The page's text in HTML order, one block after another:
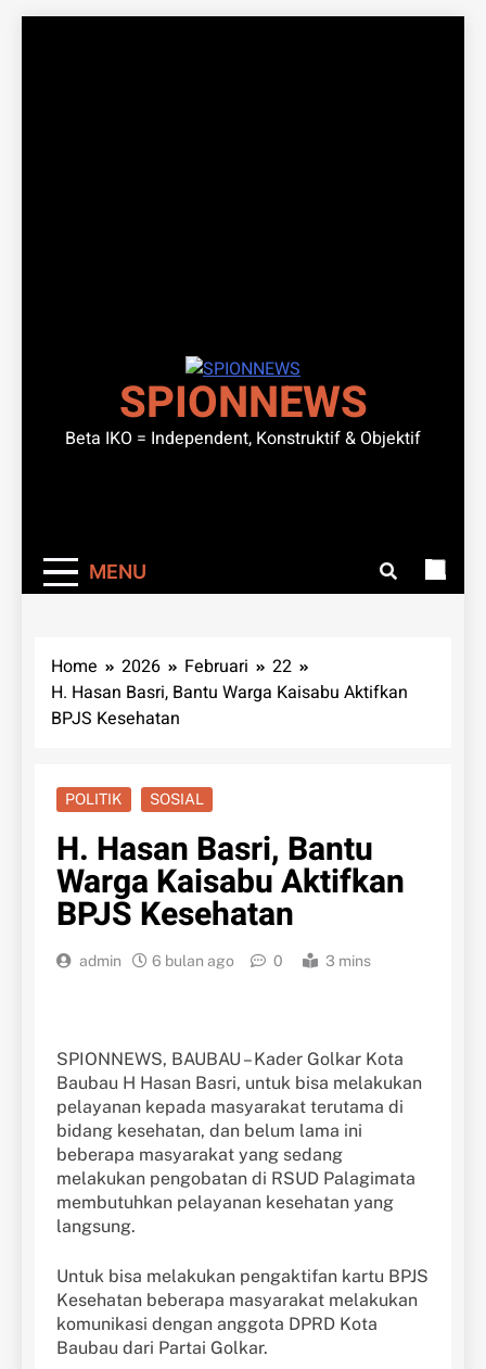
SPIONNEWS
Beta IKO = Independent, Konstruktif & Objektif
MENU
Home 2026 Februari
22
H. Hasan Basri, Bantu Warga Kaisabu Aktifkan
BPJS Kesehatan
POLITIK SOSIAL
H. Hasan Basri, Bantu
Warga Kaisabu Aktifkan
BPJS Kesehatan
admin 6 bulan ago 0 3 mins
SPIONNEWS, BAUBAU – Kader Golkar Kota
Baubau H Hasan Basri, untuk bisa melakukan
pelayanan kepada masyarakat terutama di
bidang kesehatan, dan belum lama ini
beberapa masyarakat yang sedang
melakukan pengobatan di RSUD Palagimata
membutuhkan pelayanan kesehatan yang
langsung.
Untuk bisa melakukan pengaktifan kartu BPJS
Kesehatan beberapa masyarakat melakukan
komunikasi dengan anggota DPRD Kota
Baubau dari Partai Golkar.